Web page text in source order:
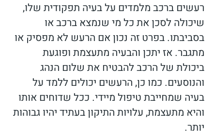
רעשים ברכב מלמדים על בעיה תפקודית שלו,
שיכולה לסכן את כל מי שנמצא ברכב או
בסביבתו. בפרט זה נכון אם הרעש לא מפסיק או
מתגבר. אז יתכן והבעיה מתעצמת ופוגעת
ביכולת של הרכב להבטיח את שלום הנהג
והנוסעים. כמו כן, הרעשים יכולים ללמד על
בעיה שמחייבת טיפול מיידי. ככל שדוחים אותו
והיא מתעצמת, עלויות התיקון בעתיד יהיו גבוהות
יותר.